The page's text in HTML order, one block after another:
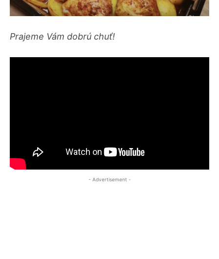
Prajeme Vám dobrú chuť!
- Advertisement -